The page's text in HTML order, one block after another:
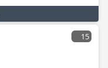
15